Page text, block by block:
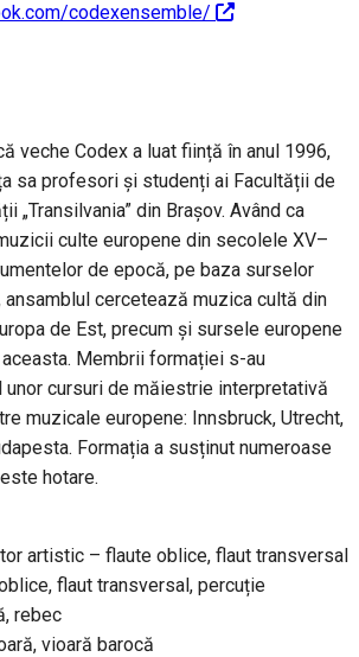
codexensemble/
veche Codex a luat ființă în anul 1996,
sa profesori și studenți ai Facultății de
„Transilvania” din Brașov. Având ca
culte europene din secolele XV–
de epocă, pe baza surselor
cercetează muzica cultă din
de Est, precum și sursele europene
Membrii formației s-au
cursuri de măiestrie interpretativă
muzicale europene: Innsbruck, Utrecht,
Formația a susținut numeroase
hotare.
artistic – flaute oblice, flaut transversal
flaut transversal, percuție
rebec
vioară barocă